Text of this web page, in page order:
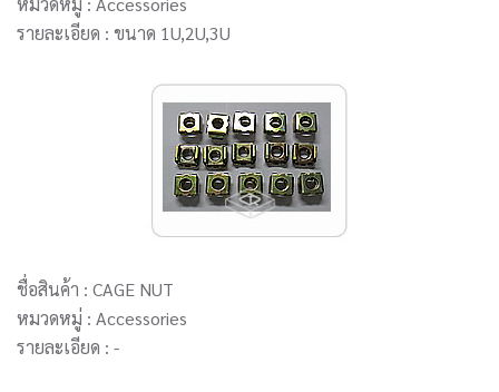
รายละเอียด : ขนาด 1U,2U,3U
ชื่อสินค้า : CAGE NUT
หมวดหมู่ : Accessories
รายละเอียด : -